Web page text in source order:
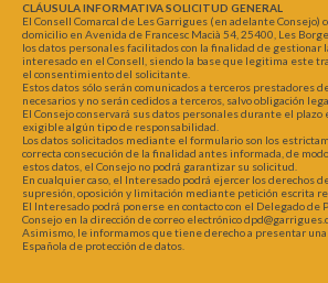
CLÁUSULA INFORMATIVA SOLICITUD GENERAL
El Consell Comarcal de Les Garrigues (en adelante Consejo)
domicilio en Avenida de Francesc Macià 54, 25400, Les
los datos personales facilitados con la finalidad de gestionar
interesado en el Consell, siendo la base que legitima este
el consentimiento del solicitante.
Estos datos sólo serán comunicados a terceros prestadores
necesarios y no serán cedidos a terceros, salvo obligación
El Consejo conservará sus datos personales durante el
exigible algún tipo de responsabilidad.
Los datos solicitados mediante el formulario son los
correcta consecución de la finalidad antes informada, de
estos datos, el Consejo no podrá garantizar su solicitud.
En cualquier caso, el Interesado podrá ejercer los derechos
supresión, oposición y limitación mediante petición escrita
El Interesado podrá ponerse en contacto con el Delegado de
Consejo en la dirección de correo electrónico
Asimismo, le informamos que tiene derecho a presentar una
Española de protección de datos.